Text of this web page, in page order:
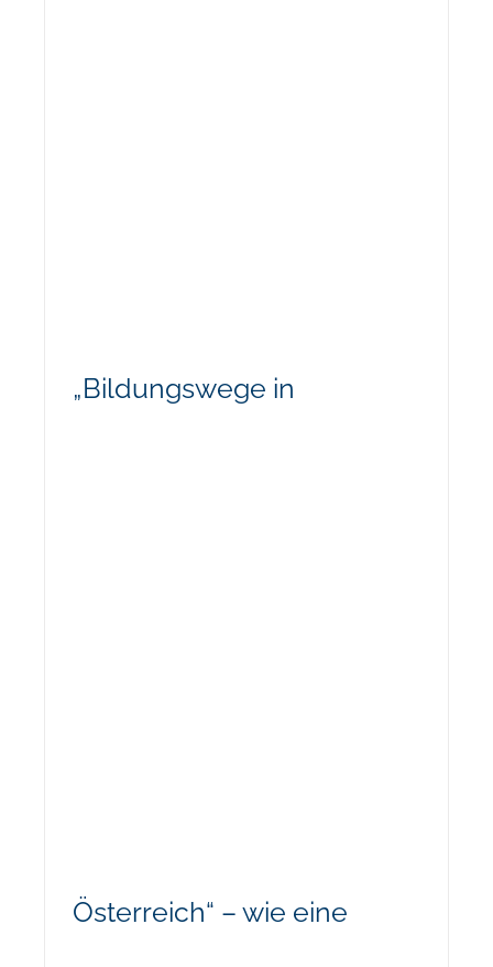
„Bildungswege in
Österreich“ – wie eine